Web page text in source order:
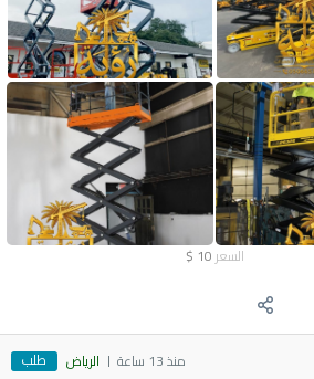
السعر 10
$
منذ 13 ساعة الرياض طلب